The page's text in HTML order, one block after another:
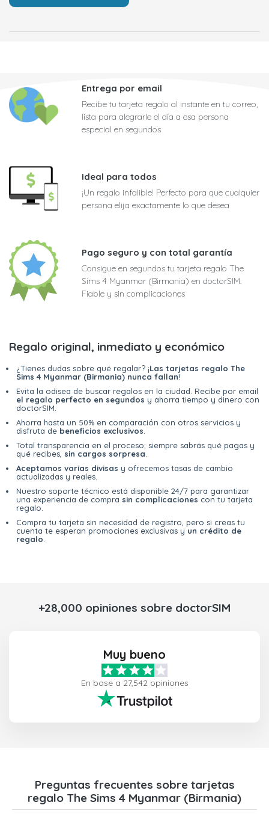
Entrega por email
Recibe tu tarjeta regalo al instante en tu correo,
lista para alegrarle el día a esa persona
especial en segundos
Ideal para todos
¡Un regalo infalible! Perfecto para que cualquier
persona elija exactamente lo que desea
Pago seguro y con total garantía
Consigue en segundos tu tarjeta regalo The
Sims 4 Myanmar (Birmania) en doctorSIM.
Fiable y sin complicaciones
Regalo original, inmediato y económico
¿Tienes dudas sobre qué regalar? ¡Las tarjetas regalo The
Sims 4 Myanmar (Birmania) nunca fallan!
Evita la odisea de buscar regalos en la ciudad. Recibe por email
el regalo perfecto en segundos y ahorra tiempo y dinero con
doctorSIM.
Ahorra hasta un 50% en comparación con otros servicios y
disfruta de beneficios exclusivos
Total transparencia en el proceso; siempre sabrás qué pagas y
qué recibes, sin cargos sorpresa
Aceptamos varias divisas y ofrecemos tasas de cambio
actualizadas y reales.
Nuestro soporte técnico está disponible 24/7 para garantizar
una experiencia de compra sin complicaciones con tu tarjeta
regalo.
Compra tu tarjeta sin necesidad de registro, pero si creas tu
cuenta te esperan promociones exclusivas y un crédito de
regalo
+28,000 opiniones sobre doctorSIM
Muy bueno
En base a 27,542 opiniones
Preguntas frecuentes sobre tarjetas
regalo The Sims 4 Myanmar (Birmania)